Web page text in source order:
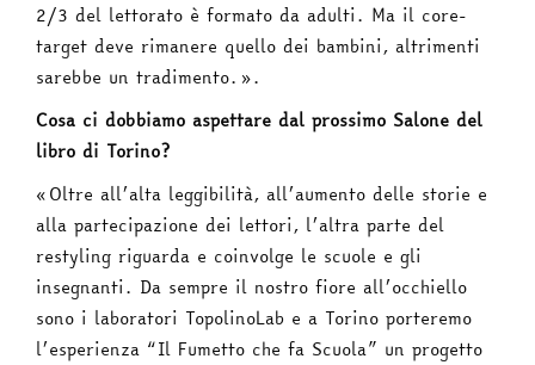
2/3 del lettorato è formato da adulti. Ma il core-
target deve rimanere quello dei bambini, altrimenti
sarebbe un tradimento.».
Cosa ci dobbiamo aspettare dal prossimo Salone del
libro di Torino?
«Oltre all’alta leggibilità, all’aumento delle storie e
alla partecipazione dei lettori, l’altra parte del
restyling riguarda e coinvolge le scuole e gli
insegnanti. Da sempre il nostro fiore all’occhiello
sono i laboratori TopolinoLab e a Torino porteremo
l’esperienza “Il Fumetto che fa Scuola” un progetto